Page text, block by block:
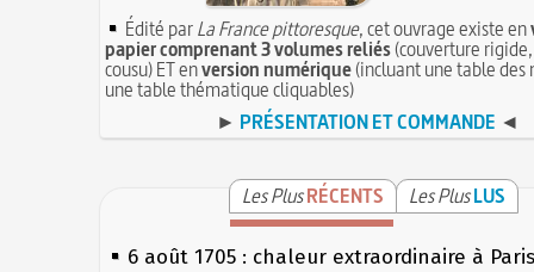
Édité parLa France pittoresque, cet ouvrage existe en
papier comprenant 3 volumes reliés(couverture
cousu) ET enversion numérique(incluant une table des
une table thématique cliquables)
► PRÉSENTATION ET COMMANDE ◄
Les PlusRÉCENTS Les PlusLUS
6 août 1705 : chaleur extraordinaire à Paris